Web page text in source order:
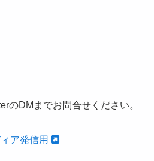
のDMまでお問合せください。
ア発信用